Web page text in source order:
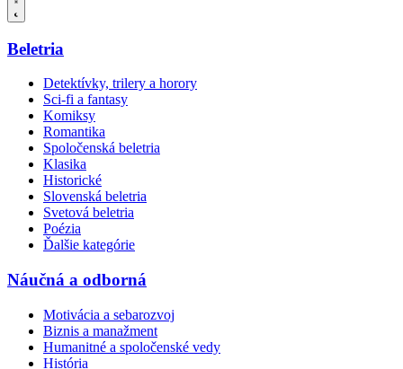
Beletria
Detektívky, trilery a horory
Sci-fi a fantasy
Komiksy
Romantika
Spoločenská beletria
Klasika
Historické
Slovenská beletria
Svetová beletria
Poézia
Ďalšie kategórie
Náučná a odborná
Motivácia a sebarozvoj
Biznis a manažment
Humanitné a spoločenské vedy
História